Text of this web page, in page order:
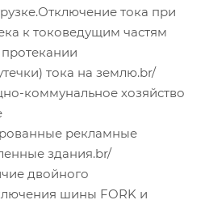
тока при
к токоведущим частям
тока на землю.br/
коммунальное хозяйство
рекламные
здания.br/
двойного
шины FORK и